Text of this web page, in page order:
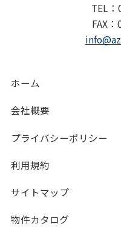
TEL
FAX
ホーム
会社概要
プライバシーポリシー
利用規約
サイトマップ
物件カタログ